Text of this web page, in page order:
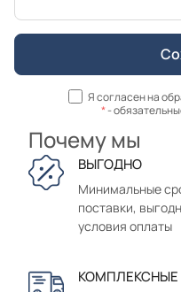
Я согласен на
*-
Почему мы
ВЫГОДНО
Минимальные
поставки,
условия оплаты